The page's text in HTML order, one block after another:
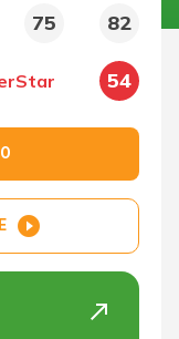
75 82
54
play_circle_filled
north_east